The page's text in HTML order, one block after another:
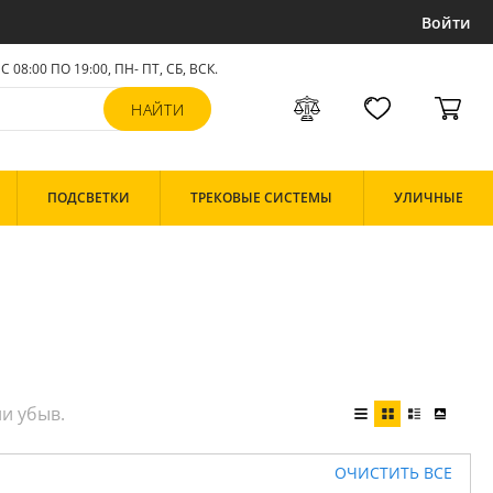
Войти
С 08:00 ПО 19:00, ПН- ПТ,СБ, ВСК.
ПОДСВЕТКИ ТРЕКОВЫЕ СИСТЕМЫ УЛИЧНЫЕ
ОЧИСТИТЬ ВСЕ